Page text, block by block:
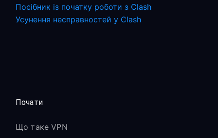
Посібник із початку роботи з Clash
Усунення несправностей у Clash
Почати
Що таке VPN